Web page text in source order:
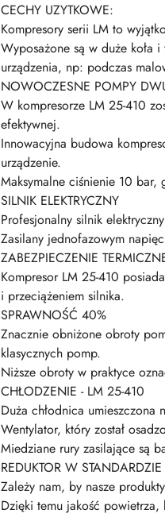
CECHY UZYTKOWE:
Kompresory serii LM to
Wyposażone są w duże koła
urządzenia, np: podczas
NOWOCZESNE POMPY
W kompresorze LM 25-410
efektywnej.
Innowacyjna budowa
urządzenie.
Maksymalne ciśnienie 10
SILNIK ELEKTRYCZNY
Profesjonalny silnik
Zasilany jednofazowym
ZABEZPIECZENIE
Kompresor LM 25-410
i przeciążeniem silnika.
SPRAWNOŚĆ 40%
Znacznie obniżone obroty
klasycznych pomp.
Niższe obroty w praktyce
CHŁODZENIE - LM 25-410
Duża chłodnica
Wentylator, który został
Miedziane rury zasilające są
REDUKTOR W STANDARDZIE
Zależy nam, by nasze
Dzięki temu jakość